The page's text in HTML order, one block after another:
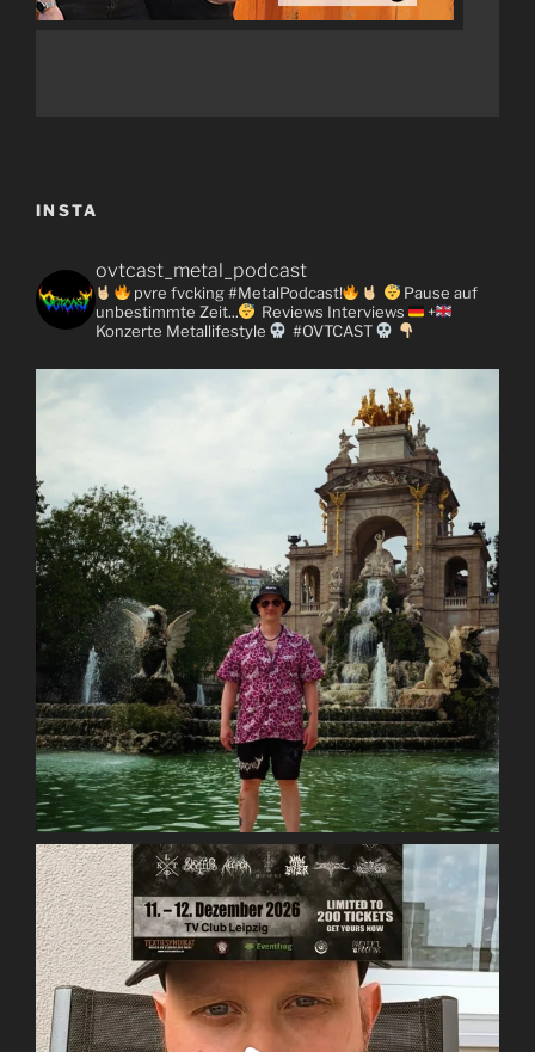
INSTA
ovtcast_metal_podcast
pvre fvcking #MetalPodcast!
Pause auf
unbestimmte Zeit...
Reviews Interviews
+
Konzerte Metallifestyle #OVTCAST